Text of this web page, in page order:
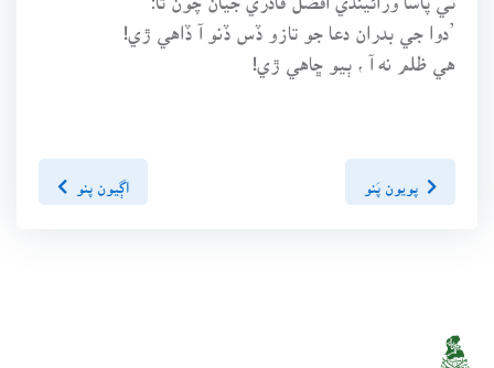
’دوا جي بدران دعا جو تازو ڏس ڏنو آ ڏاهي ڙي!
هي ظلم نه آ ، ٻيو ڇاهي ڙي!
پويون پَنو اڳيون پنو